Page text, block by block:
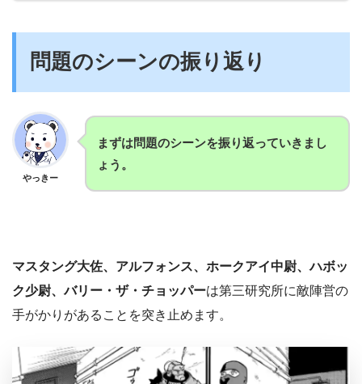
問題のシーンの振り返り
やっきー
まずは問題のシーンを振り返っていきまし
ょう。
マスタング大佐、アルフォンス、ホークアイ中尉、ハボッ
ク少尉、バリー・ザ・チョッパーは第三研究所に敵陣営の
手がかりがあることを突き止めます。